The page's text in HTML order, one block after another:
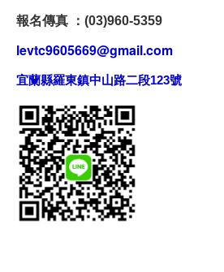
報名傳真 ：(03)960-5359
levtc9605669@gmail.com
宜蘭縣羅東鎮中山路二段123號